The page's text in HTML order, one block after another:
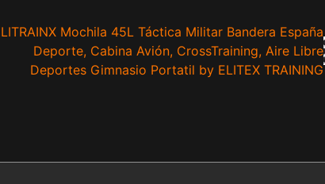
Mochila 45L Táctica Militar Bandera España
Deporte, Cabina Avión, CrossTraining, Aire Libre
Deportes Gimnasio Portatil by ELITEX TRAINING